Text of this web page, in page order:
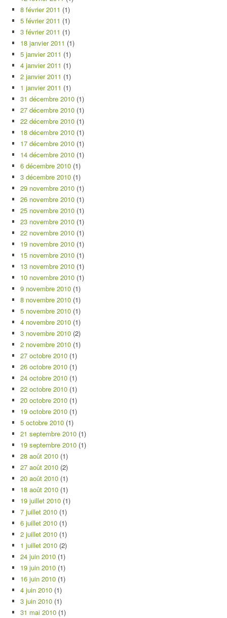
8 février 2011 (1)
5 février 2011 (1)
3 février 2011 (1)
18 janvier 2011 (1)
5 janvier 2011 (1)
4 janvier 2011 (1)
2 janvier 2011 (1)
1 janvier 2011 (1)
31 décembre 2010 (1)
27 décembre 2010 (1)
22 décembre 2010 (1)
18 décembre 2010 (1)
17 décembre 2010 (1)
14 décembre 2010 (1)
6 décembre 2010 (1)
3 décembre 2010 (1)
29 novembre 2010 (1)
26 novembre 2010 (1)
25 novembre 2010 (1)
23 novembre 2010 (1)
22 novembre 2010 (1)
19 novembre 2010 (1)
15 novembre 2010 (1)
13 novembre 2010 (1)
10 novembre 2010 (1)
9 novembre 2010 (1)
8 novembre 2010 (1)
5 novembre 2010 (1)
4 novembre 2010 (1)
3 novembre 2010 (2)
2 novembre 2010 (1)
27 octobre 2010 (1)
26 octobre 2010 (1)
24 octobre 2010 (1)
22 octobre 2010 (1)
20 octobre 2010 (1)
19 octobre 2010 (1)
5 octobre 2010 (1)
21 septembre 2010 (1)
19 septembre 2010 (1)
28 août 2010 (1)
27 août 2010 (2)
20 août 2010 (1)
18 août 2010 (1)
19 juillet 2010 (1)
7 juillet 2010 (1)
6 juillet 2010 (1)
2 juillet 2010 (1)
1 juillet 2010 (2)
24 juin 2010 (1)
19 juin 2010 (1)
16 juin 2010 (1)
4 juin 2010 (1)
3 juin 2010 (1)
31 mai 2010 (1)